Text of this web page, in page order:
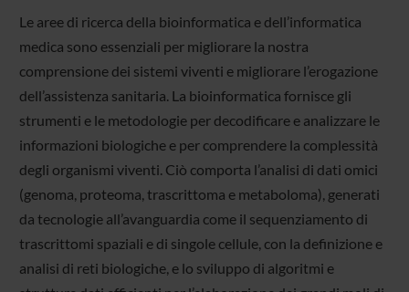
Le aree di ricerca della bioinformatica e dell’informatica
medica sono essenziali per migliorare la nostra
comprensione dei sistemi viventi e migliorare l’erogazione
dell’assistenza sanitaria. La bioinformatica fornisce gli
strumenti e le metodologie per decodificare e analizzare le
informazioni biologiche e per comprendere la complessità
degli organismi viventi. Ciò comporta l’analisi di dati omici
(genoma, proteoma, trascrittoma e metaboloma), generati
da tecnologie all’avanguardia come il sequenziamento di
trascrittomi spaziali e di singole cellule, con la definizione e
analisi di reti biologiche, e lo sviluppo di algoritmi e